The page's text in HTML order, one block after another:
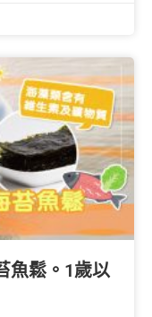
魚鬆。1歲以